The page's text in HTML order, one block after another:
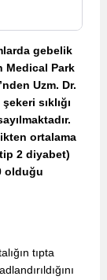
gebelik
Medical Park
Uzm. Dr.
sıklığı
ortalama
2 diyabet)
olduğu
tıpta